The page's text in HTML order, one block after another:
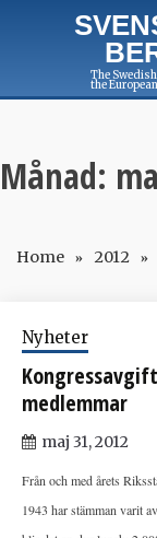
The
the
Månad:
Home 2012
Nyheter
medlemmar
maj 31, 2012
Från och med årets
1943 har stämman varit